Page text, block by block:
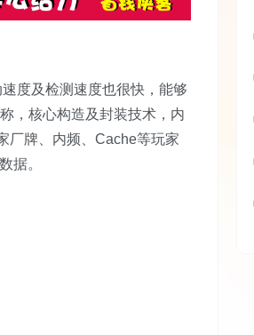
度及检测速度也很快，能够
，核心构造及封装技术，内
厂牌、内频、Cache等玩家
据。